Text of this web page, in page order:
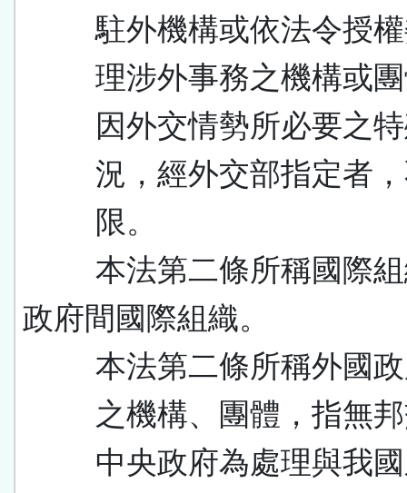
駐外機構或依法令授
理涉外事務之機構或
因外交情勢所必要之
況，經外交部指定者
限。
本法第二條所稱國際
政府間國際組織。
本法第二條所稱外國
之機構、團體，指無
中央政府為處理與我